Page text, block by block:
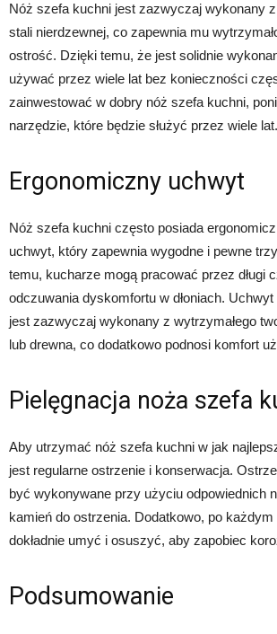
Nóż szefa kuchni jest zazwyczaj wykonany
stali nierdzewnej, co zapewnia mu
ostrość. Dzięki temu, że jest solidnie
używać przez wiele lat bez konieczności
zainwestować w dobry nóż szefa kuchni,
narzędzie, które będzie służyć przez wiele lat.
Ergonomiczny uchwyt
Nóż szefa kuchni często posiada
uchwyt, który zapewnia wygodne i pewne
temu, kucharze mogą pracować przez długi
odczuwania dyskomfortu w dłoniach.
jest zazwyczaj wykonany z wytrzymałego
lub drewna, co dodatkowo podnosi komfort
Pielęgnacja noża szefa
Aby utrzymać nóż szefa kuchni w jak
jest regularne ostrzenie i konserwacja.
być wykonywane przy użyciu odpowiednich
kamień do ostrzenia. Dodatkowo, po
dokładnie umyć i osuszyć, aby zapobiec
Podsumowanie